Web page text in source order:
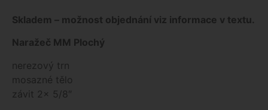
Skladem – možnost objednání viz informace v textu.
Naražeč MM Plochý
nerezový trn
mosazné tělo
závit 2x 5/8″